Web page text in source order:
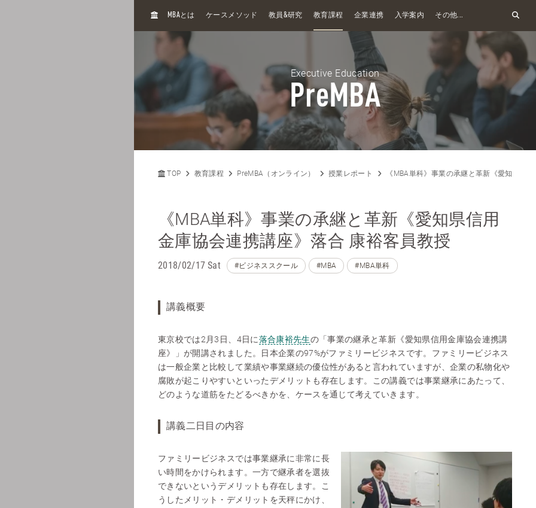
H
MBAとは ケースメソッド 教員&研究 教育課程 企業連携 入学案内 その他...
Executive Education
PreMBA
TOP 教育課程 PreMBA（オンライン） 授業レポート 《MBA単科》事業の承継と革新《愛知県信
《MBA単科》事業の承継と革新《愛知県信用
金庫協会連携講座》落合 康裕客員教授
2018/02/17 Sat #ビジネススクール #MBA #MBA単科
講義概要
東京校では2月3日、4日に落合康裕先生の「事業の継承と革新《愛知県信用金庫協会連携講
座》」が開講されました。日本企業の97%がファミリービジネスです。ファミリービジネス
は一般企業と比較して業績や事業継続の優位性があると言われていますが、企業の私物化や
腐敗が起こりやすいといったデメリットも存在します。この講義では事業継承にあたって、
どのような道筋をたどるべきかを、ケースを通じて考えていきます。
講義二日目の内容
ファミリービジネスでは事業継承に非常に長
い時間をかけられます。一方で継承者を選抜
できないというデメリットも存在します。こ
うしたメリット・デメリットを天秤にかけ、